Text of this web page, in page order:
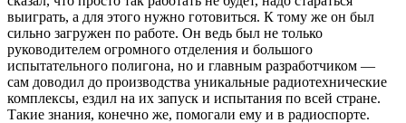
выиграть, а для этого нужно готовиться. К тому же он был
сильно загружен по работе. Он ведь был не только
руководителем огромного отделения и большого
испытательного полигона, но и главным разработчиком —
сам доводил до производства уникальные радиотехнические
комплексы, ездил на их запуск и испытания по всей стране.
Такие знания, конечно же, помогали ему и в радиоспорте.